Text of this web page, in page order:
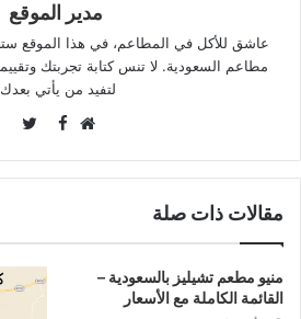
مدير الموقع
عاشق للأكل في المطاعم، في هذا الموقع
مطاعم السعودية. لا تنس كتابة تجربتك
لتفيد من يأتي
مقالات ذات صلة
منيو مطعم تشيليز بالسعودية –
القائمة الكاملة مع الأسعار